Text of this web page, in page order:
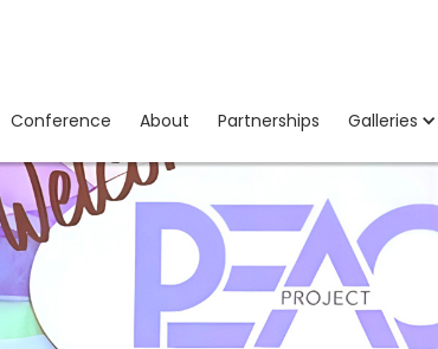
Conference About Partnerships Galleries